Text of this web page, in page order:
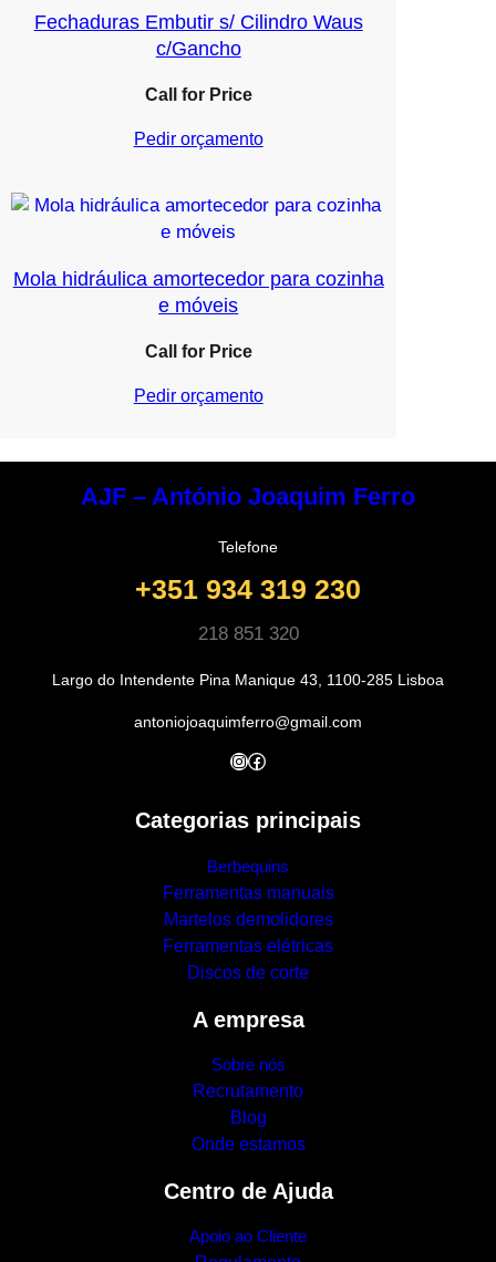
Fechaduras Embutir s/ Cilindro Waus
c/Gancho
Call for Price
Pedir orçamento
Mola hidráulica amortecedor para cozinha
e móveis
Call for Price
Pedir orçamento
AJF – António Joaquim Ferro
Telefone
+351 934 319 230
218 851 320
Largo do Intendente Pina Manique 43, 1100-285 Lisboa
antoniojoaquimferro@gmail.com
InstagramFacebook
Categorias principais
Berbequins
Ferramentas manuais
Martelos demolidores
Ferramentas elétricas
Discos de corte
A empresa
Sobre nós
Recrutamento
Blog
Onde estamos
Centro de Ajuda
Apoio ao Cliente